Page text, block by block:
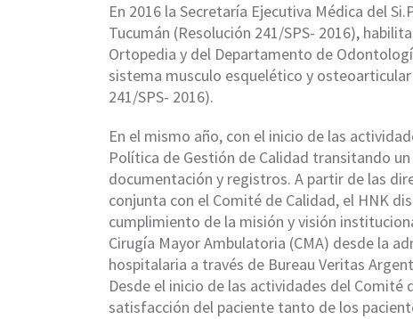
En 2016 la Secretaría Ejecutiva Médica del
Tucumán (Resolución 241/SPS- 2016),
Ortopedia y del Departamento de
sistema musculo esquelético y
241/SPS- 2016).
En el mismo año, con el inicio de las
Política de Gestión de Calidad transitando
documentación y registros. A partir de las
conjunta con el Comité de Calidad, el HNK
cumplimiento de la misión y visión
Cirugía Mayor Ambulatoria (CMA) desde la
hospitalaria a través de Bureau Veritas
Desde el inicio de las actividades del
satisfacción del paciente tanto de los